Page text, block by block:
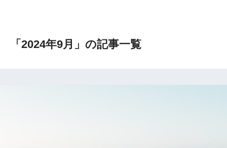
「2024年9月」の記事一覧